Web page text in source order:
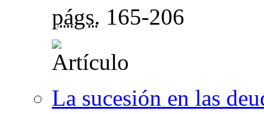
págs. 165-206
La sucesión en las